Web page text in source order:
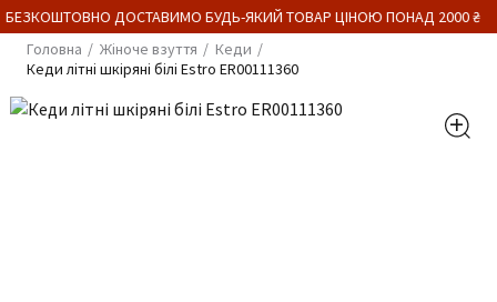
ДОСТАВИМО БУДЬ-ЯКИЙ ТОВАР ЦІНОЮ ПОНАД 2000 ₴
Головна
Жіноче взуття
Кеди
Кеди літні шкіряні білі Estro ER00111360